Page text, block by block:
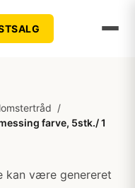
/
farve, 5stk./ 1
kan være genereret